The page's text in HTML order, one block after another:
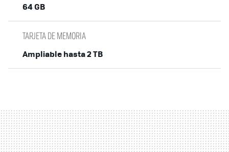
64 GB
TARJETA DE MEMORIA
Ampliable hasta 2 TB